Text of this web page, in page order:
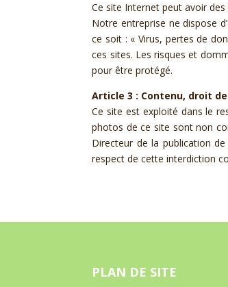
Ce site Internet peut avoir
Notre entreprise ne dispose
ce soit : « Virus, pertes de
ces sites. Les risques et
pour être protégé.
Article 3 : Contenu, droit
Ce site est exploité dans le
photos de ce site sont non
Directeur de la publication
respect de cette interdiction
PLAN DE SITE